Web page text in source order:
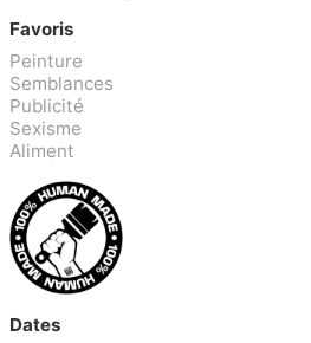
Favoris
Peinture
Semblances
Publicité
Sexisme
Aliment
Dates